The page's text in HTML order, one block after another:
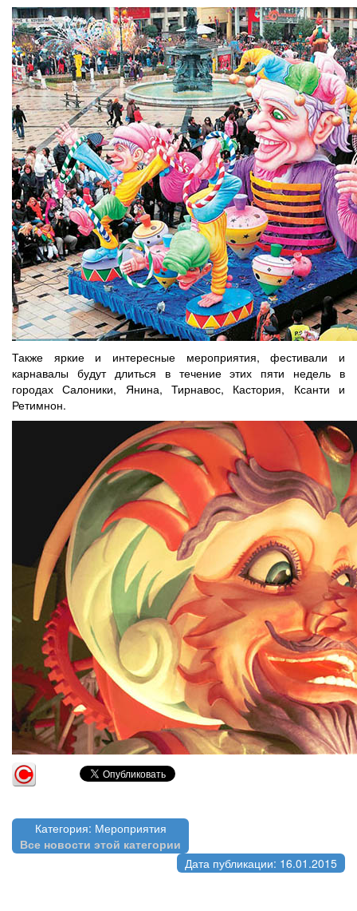
Также яркие и интересные мероприятия, фестивали и
карнавалы будут длиться в течение этих пяти недель в
городах Салоники, Янина, Тирнавос, Кастория, Ксанти и
Ретимнон.
Категория: Мероприятия
Все новости этой категории
Дата публикации: 16.01.2015